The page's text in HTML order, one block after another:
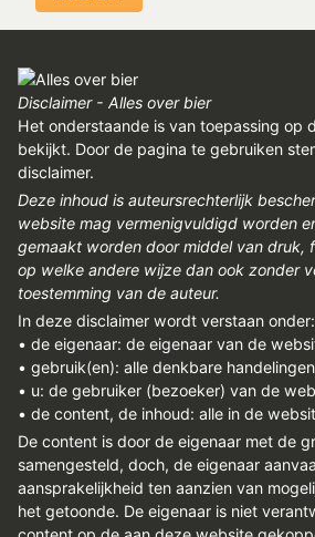
Disclaimer - Alles over bier
Het onderstaande is van toepassing op
bekijkt. Door de pagina te gebruiken
disclaimer.
Deze inhoud is auteursrechterlijk
website mag vermenigvuldigd worden
gemaakt worden door middel van druk,
op welke andere wijze dan ook zonder
toestemming van de auteur.
In deze disclaimer wordt verstaan onder:
• de eigenaar: de eigenaar van de
• gebruik(en): alle denkbare
• u: de gebruiker (bezoeker) van de
• de content, de inhoud: alle in de
De content is door de eigenaar met de
samengesteld, doch, de eigenaar
aansprakelijkheid ten aanzien van
het getoonde. De eigenaar is niet